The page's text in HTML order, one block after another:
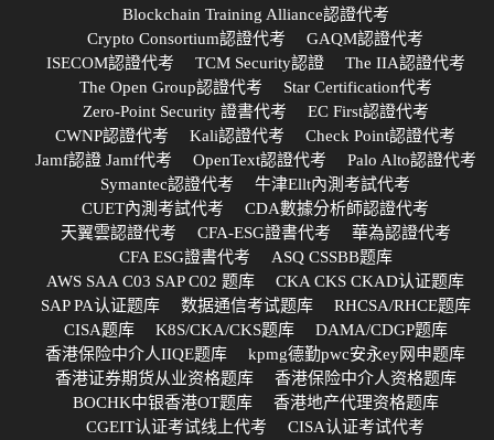
Blockchain Training Alliance認證代考
Crypto Consortium認證代考
GAQM認證代考
ISECOM認證代考
TCM Security認證
The IIA認證代考
The Open Group認證代考
Star Certification代考
Zero-Point Security 證書代考
EC First認證代考
CWNP認證代考
Kali認證代考
Check Point認證代考
Jamf認證 Jamf代考
OpenText認證代考
Palo Alto認證代考
Symantec認證代考
牛津Ellt內測考試代考
CUET內測考試代考
CDA數據分析師認證代考
天翼雲認證代考
CFA-ESG證書代考
華為認證代考
CFA ESG證書代考
ASQ CSSBB题库
AWS SAA C03 SAP C02 题库
CKA CKS CKAD认证题库
SAP PA认证题库
数据通信考试题库
RHCSA/RHCE题库
CISA题库
K8S/CKA/CKS题库
DAMA/CDGP题库
香港保险中介人IIQE题库
kpmg德勤pwc安永ey网申题库
香港证券期货从业资格题库
香港保险中介人资格题库
BOCHK中银香港OT题库
香港地产代理资格题库
CGEIT认证考试线上代考
CISA认证考试代考